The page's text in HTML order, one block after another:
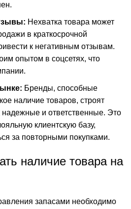
Нехватка товара может
в краткосрочной
к негативным отзывам.
опытом в соцсетях, что
Бренды, способные
наличие товаров, строят
и ответственные. Это
клиентскую базу,
за повторными покупками.
наличие товара на
запасами необходимо